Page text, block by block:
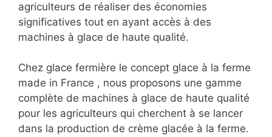
agriculteurs de réaliser des économies
significatives tout en ayant accès à des
machines à glace de haute qualité.
Chez glace fermière le concept glace à la ferme
made in France , nous proposons une gamme
complète de machines à glace de haute qualité
pour les agriculteurs qui cherchent à se lancer
dans la production de crème glacée à la ferme.